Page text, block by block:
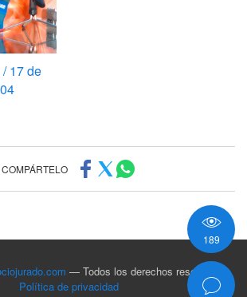
17 de
COMPÁRTELO
— Todos los derechos reservados
Política de privacidad
189